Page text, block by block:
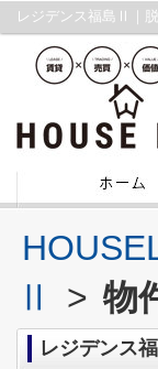
Ⅱ
> 物
レジデンス